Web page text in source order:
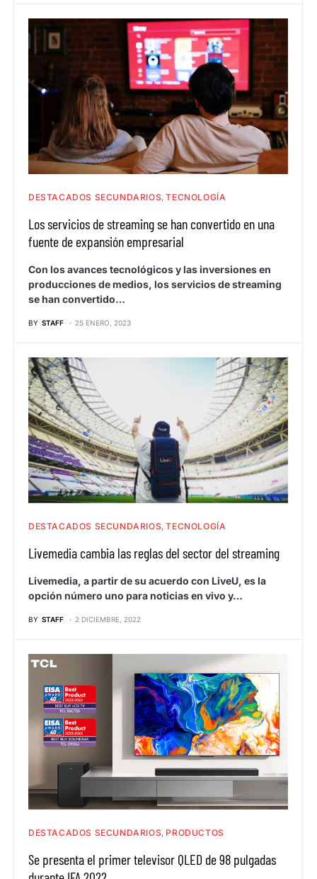
DESTACADOS SECUNDARIOS TECNOLOGÍA
Los servicios de streaming se han convertido en una
fuente de expansión empresarial
Con los avances tecnológicos y las inversiones en
producciones de medios, los servicios de streaming
se han convertido…
BY STAFF 25 ENERO, 2023
DESTACADOS SECUNDARIOS TECNOLOGÍA
Livemedia cambia las reglas del sector del streaming
Livemedia, a partir de su acuerdo con LiveU, es la
opción número uno para noticias en vivo y…
BY STAFF 2 DICIEMBRE, 2022
DESTACADOS SECUNDARIOS PRODUCTOS
Se presenta el primer televisor QLED de 98 pulgadas